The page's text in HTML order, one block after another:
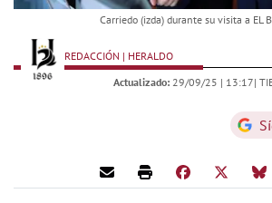
Carriedo (izda) durante su visita a EL
REDACCIÓN | HERALDO
Actualizado: 29/09/25 | 13:17|